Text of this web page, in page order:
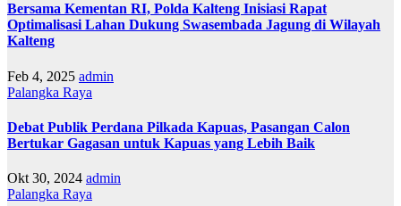
Bersama Kementan RI, Polda Kalteng Inisiasi Rapat
Optimalisasi Lahan Dukung Swasembada Jagung di Wilayah
Kalteng
Feb 4, 2025 admin
Palangka Raya
Debat Publik Perdana Pilkada Kapuas, Pasangan Calon
Bertukar Gagasan untuk Kapuas yang Lebih Baik
Okt 30, 2024 admin
Palangka Raya